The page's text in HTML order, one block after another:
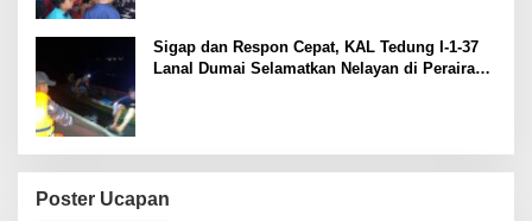
Sigap dan Respon Cepat, KAL Tedung I-1-37
Lanal Dumai Selamatkan Nelayan di Perairan
Poster Ucapan